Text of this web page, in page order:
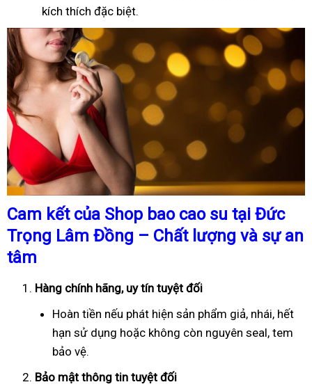
kích thích đặc biệt.
Cam kết của Shop bao cao su tại Đức
Trọng Lâm Đồng – Chất lượng và sự an
tâm
Hàng chính hãng, uy tín tuyệt đối
Hoàn tiền nếu phát hiện sản phẩm giả, nhái, hết
hạn sử dụng hoặc không còn nguyên seal, tem
bảo vệ.
Bảo mật thông tin tuyệt đối